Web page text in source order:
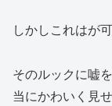
しかしこれはが
そのルックに嘘
当にかわいく見